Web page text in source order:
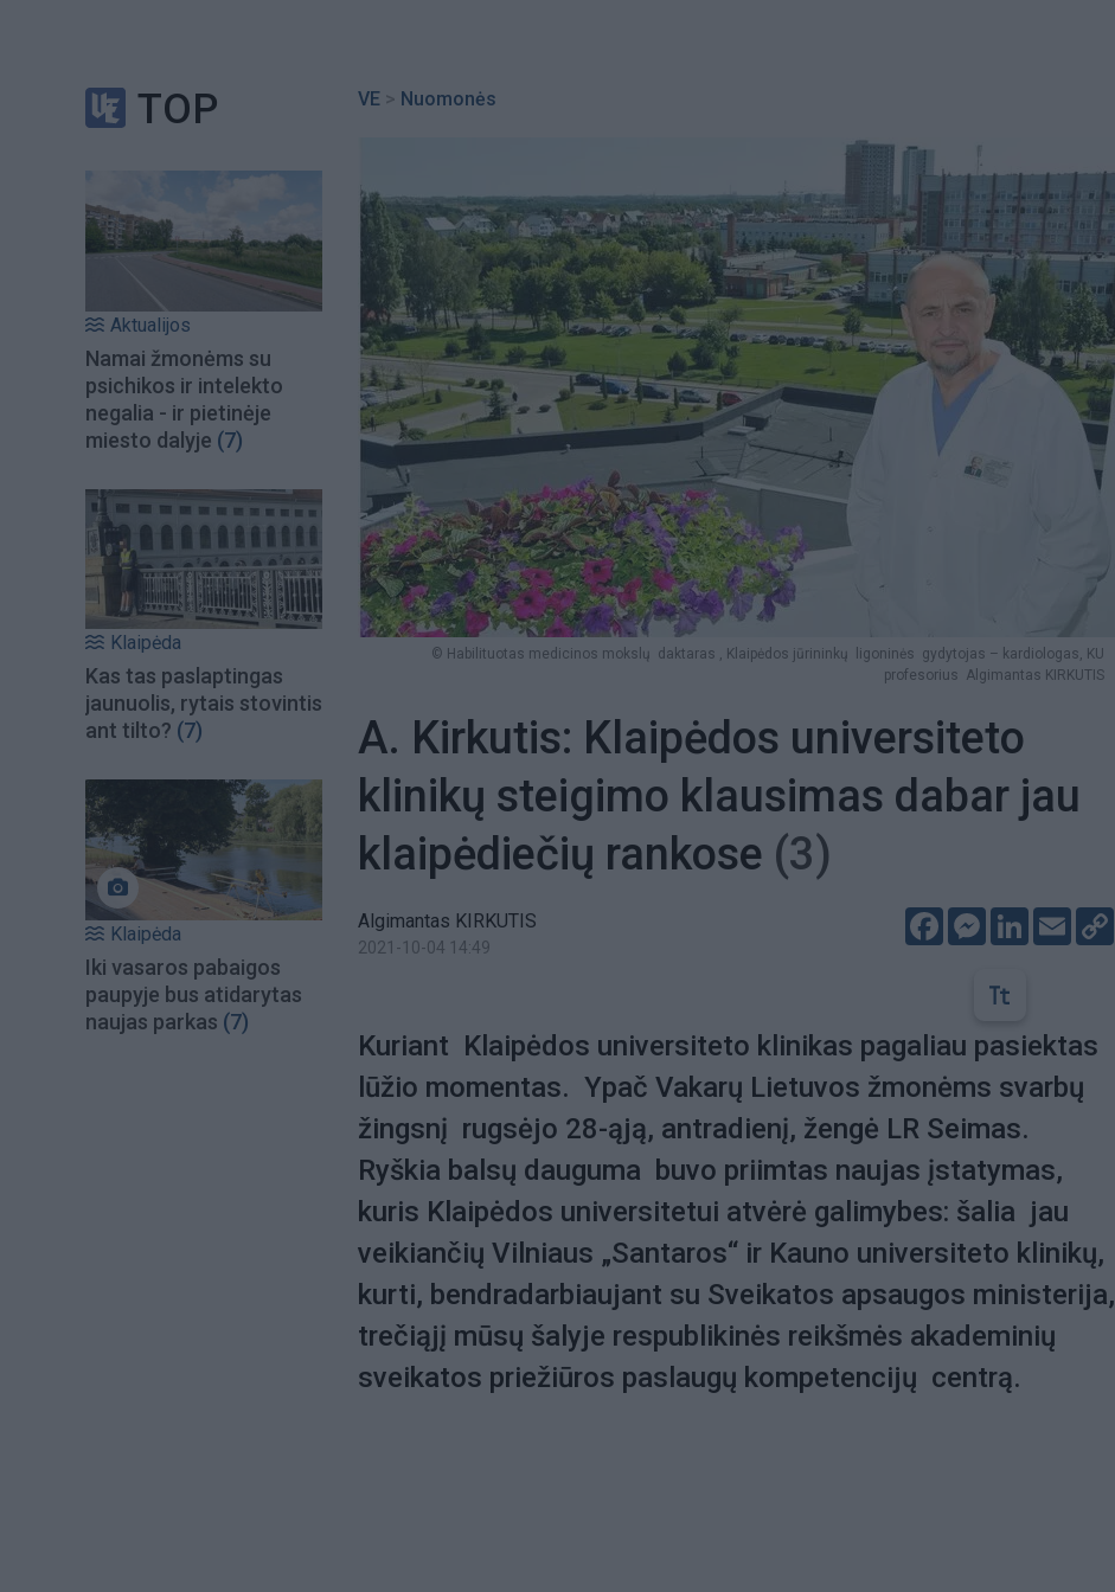
TOP
Aktualijos
Namai žmonėms su
psichikos ir intelekto
negalia - ir pietinėje
miesto dalyje (7)
Klaipėda
Kas tas paslaptingas
jaunuolis, rytais stovintis
ant tilto? (7)
Klaipėda
Iki vasaros pabaigos
paupyje bus atidarytas
naujas parkas (7)
VE > Nuomonės
© Habilituotas medicinos mokslų daktaras , Klaipėdos jūrininkų ligoninės gydytojas – kardiologas, KU
profesorius Algimantas KIRKUTIS
A. Kirkutis: Klaipėdos universiteto
klinikų steigimo klausimas dabar jau
klaipėdiečių rankose (3)
Algimantas KIRKUTIS
2021-10-04 14:49
FacebookMessenger
LinkedIn
Email
Kuriant Klaipėdos universiteto klinikas pagaliau pasiektas
lūžio momentas. Ypač Vakarų Lietuvos žmonėms svarbų
žingsnį rugsėjo 28-ąją, antradienį, žengė LR Seimas.
Ryškia balsų dauguma buvo priimtas naujas įstatymas,
kuris Klaipėdos universitetui atvėrė galimybes: šalia jau
veikiančių Vilniaus „Santaros“ ir Kauno universiteto klinikų,
kurti, bendradarbiaujant su Sveikatos apsaugos ministerija,
trečiąjį mūsų šalyje respublikinės reikšmės akademinių
sveikatos priežiūros paslaugų kompetencijų centrą.